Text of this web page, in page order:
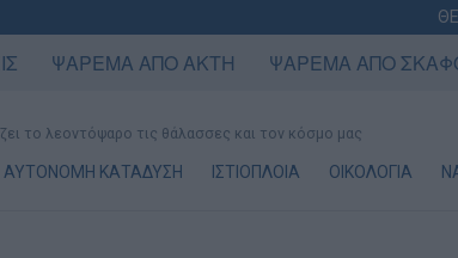
ΨΑΡΕΜΑ ΑΠΟ ΑΚΤΗ ΨΑΡΕΜΑ ΑΠΟ
το λεοντόψαρο τις θάλασσες και τον κόσμο μας
ΑΥΤΟΝΟΜΗ ΚΑΤΑΔΥΣΗ ΙΣΤΙΟΠΛΟΙΑ ΟΙΚΟΛΟΓΙΑ